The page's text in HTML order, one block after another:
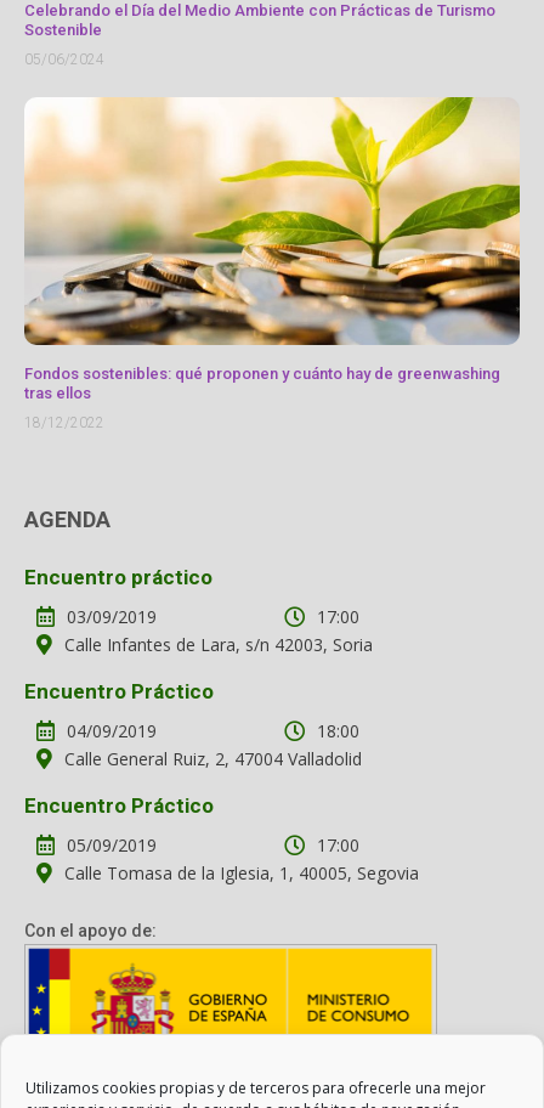
Utilizamos cookies propias y de terceros para ofrecerle una mejor
Celebrando el Día del Medio Ambiente con Prácticas de Turismo
Sostenible
05/06/2024
Fondos sostenibles: qué proponen y cuánto hay de greenwashing
tras ellos
18/12/2022
AGENDA
Encuentro práctico
03/09/2019
17:00
Calle Infantes de Lara, s/n 42003, Soria
Encuentro Práctico
04/09/2019
18:00
Calle General Ruiz, 2, 47004 Valladolid
Encuentro Práctico
05/09/2019
17:00
Calle Tomasa de la Iglesia, 1, 40005, Segovia
Con el apoyo de:
Con el apoyo del Ministerio de Consumo. Su contenido es